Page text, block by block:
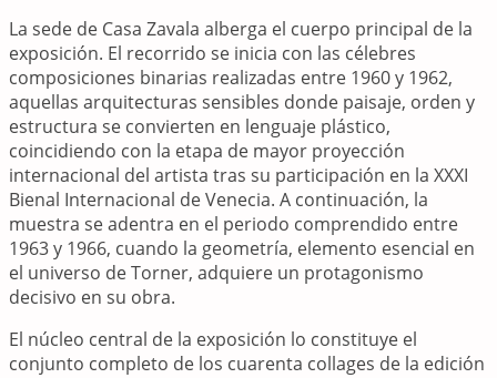
La sede de Casa Zavala alberga el cuerpo principal de la
exposición. El recorrido se inicia con las célebres
composiciones binarias realizadas entre 1960 y 1962,
aquellas arquitecturas sensibles donde paisaje, orden y
estructura se convierten en lenguaje plástico,
coincidiendo con la etapa de mayor proyección
internacional del artista tras su participación en la XXXI
Bienal Internacional de Venecia. A continuación, la
muestra se adentra en el periodo comprendido entre
1963 y 1966, cuando la geometría, elemento esencial en
el universo de Torner, adquiere un protagonismo
decisivo en su obra.
El núcleo central de la exposición lo constituye el
conjunto completo de los cuarenta collages de la edición